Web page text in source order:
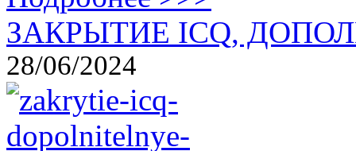
ЗАКРЫТИЕ ICQ,
28/06/2024